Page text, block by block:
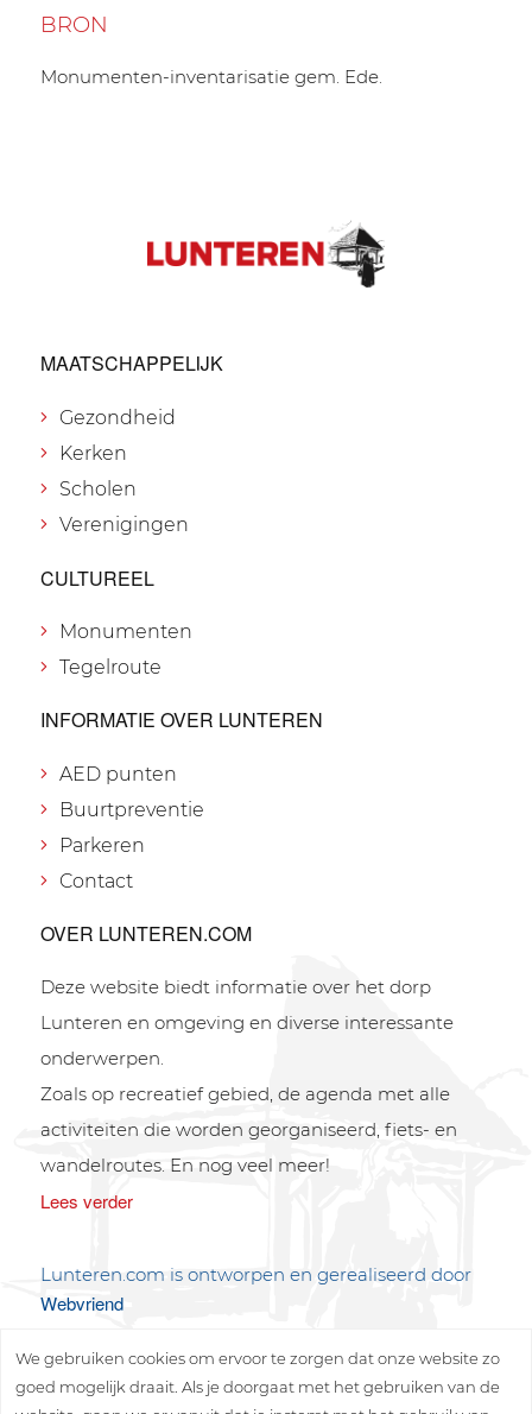
BRON
Monumenten-inventarisatie gem. Ede.
MAATSCHAPPELIJK
Gezondheid
Kerken
Scholen
Verenigingen
CULTUREEL
Monumenten
Tegelroute
INFORMATIE OVER LUNTEREN
AED punten
Buurtpreventie
Parkeren
Contact
OVER LUNTEREN.COM
Deze website biedt informatie over het dorp
Lunteren en omgeving en diverse interessante
onderwerpen.
Zoals op recreatief gebied, de agenda met alle
activiteiten die worden georganiseerd, fiets- en
wandelroutes. En nog veel meer!
Lees verder
Lunteren.com is ontworpen en gerealiseerd door
Webvriend
We gebruiken cookies om ervoor te zorgen dat onze website zo
goed mogelijk draait. Als je doorgaat met het gebruiken van de